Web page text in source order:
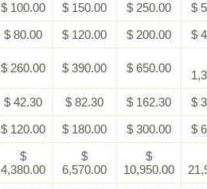
$ 100.00 $ 150.00 $ 250.00
$
$ 80.00 $ 120.00 $ 200.00 $
$ 260.00 $ 390.00 $ 650.00
$ 42.30 $ 82.30 $ 162.30
$
$ 120.00 $ 180.00 $ 300.00 $
$
4,380.00
$
6,570.00
$
10,950.00